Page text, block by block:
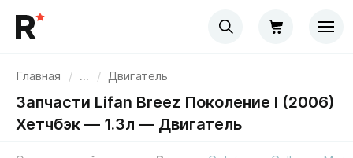
Главная / ... / Двигатель
Запчасти Lifan Breez Поколение I (2006)
Хетчбэк — 1.3л — Двигатель